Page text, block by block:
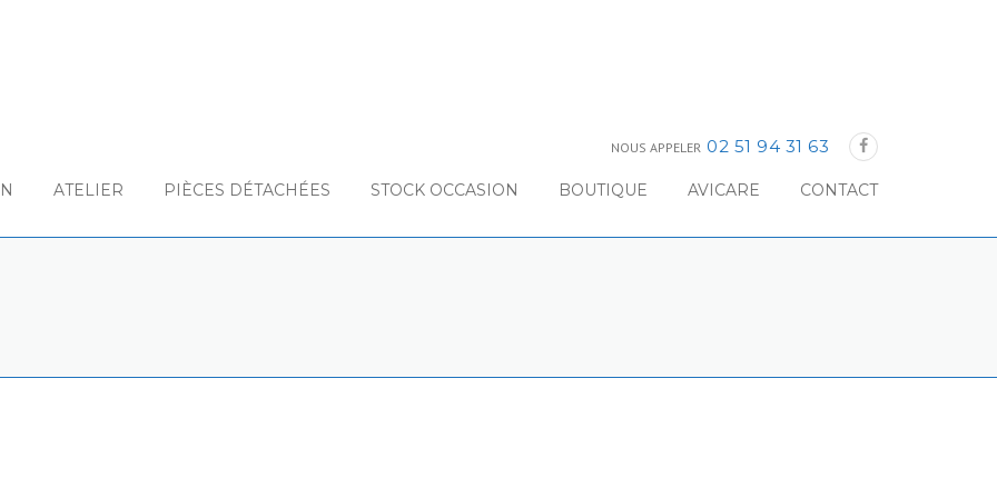
NOUS APPELER 02 51 94 31 63
ATELIER PIÈCES DÉTACHÉES STOCK OCCASION BOUTIQUE AVICARE CONTACT